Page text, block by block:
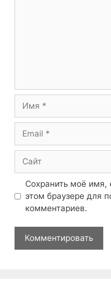
Сохранить моё имя,
этом браузере для
комментариев.